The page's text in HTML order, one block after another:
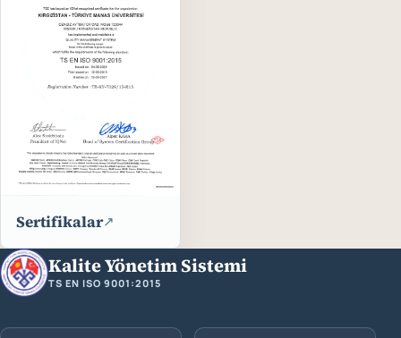
Sertifikalar↗
Kalite Yönetim Sistemi
TS EN ISO 9001:2015